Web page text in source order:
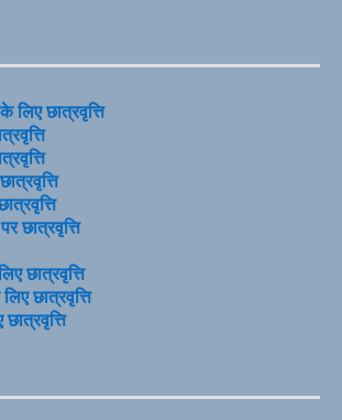
छात्रवृत्ति
छात्रवृत्ति
छात्रवृत्ति
छात्रवृत्ति